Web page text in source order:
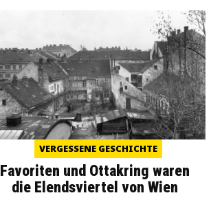
VERGESSENE GESCHICHTE
Favoriten und Ottakring waren
die Elendsviertel von Wien